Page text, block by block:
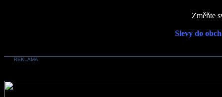
Změňte
Slevy do
REKLAMA